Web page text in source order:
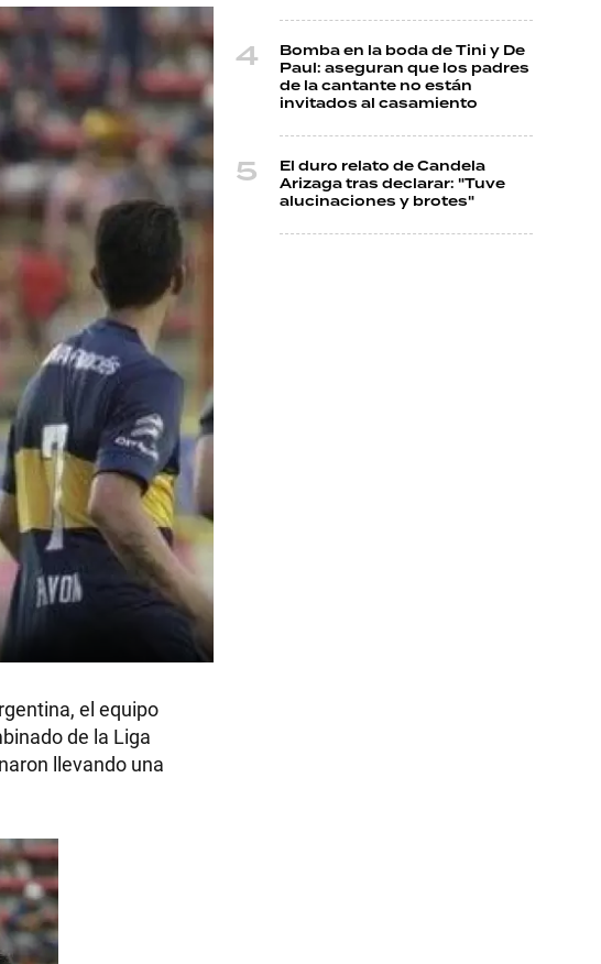
el equipo
de la Liga
llevando una
Bomba en la boda de Tini y De
Paul: aseguran que los padres
de la cantante no están
invitados al casamiento
El duro relato de Candela
Arizaga tras declarar: "Tuve
alucinaciones y brotes"